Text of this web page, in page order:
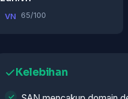
VN 65/100
Kelebihan